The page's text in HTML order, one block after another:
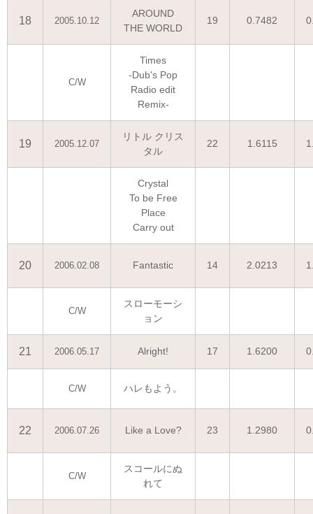
18 2005.10.12
AROUND
THE WORLD
19 0.7482
C/W
Times
-Dub's Pop
Radio edit
Remix-
19 2005.12.07
リトル クリス
タル
22 1.6115
Crystal
To be Free
Place
Carry out
20 2006.02.08 Fantastic 14 2.0213
C/W
スローモーシ
ョン
21 2006.05.17 Alright! 17 1.6200
C/W ハレもよう。
22 2006.07.26 Like a Love? 23 1.2980
C/W
スコールにぬ
れて